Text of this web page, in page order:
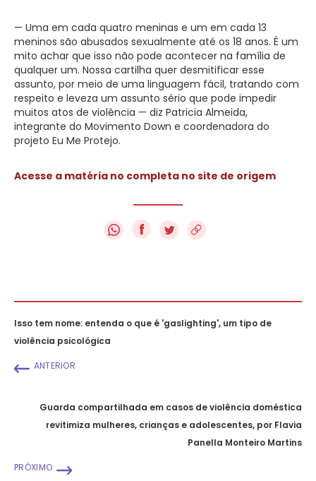
— Uma em cada quatro meninas e um em cada 13
meninos são abusados sexualmente até os 18 anos. É um
mito achar que isso não pode acontecer na família de
qualquer um. Nossa cartilha quer desmitificar esse
assunto, por meio de uma linguagem fácil, tratando com
respeito e leveza um assunto sério que pode impedir
muitos atos de violência — diz Patricia Almeida,
integrante do Movimento Down e coordenadora do
projeto Eu Me Protejo.
Acesse a matéria no completa no site de origem
f
Isso tem nome: entenda o que é 'gaslighting', um tipo de
violência psicológica
ANTERIOR
Guarda compartilhada em casos de violência doméstica
revitimiza mulheres, crianças e adolescentes, por Flavia
Panella Monteiro Martins
PRÓXIMO